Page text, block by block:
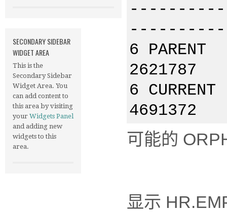
6
2621787
6
4691372
可能的
显示
SECONDARY SIDEBAR
WIDGET AREA
This is the
Secondary Sidebar
Widget Area. You
can add content to
this area by visiting
your Widgets Panel
and adding new
widgets to this
area.